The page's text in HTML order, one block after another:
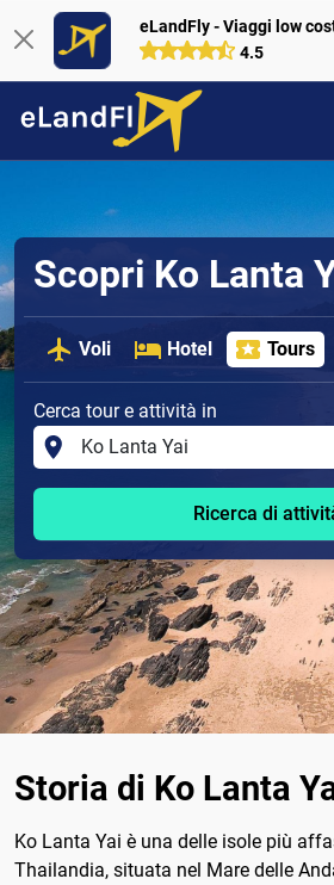
eLandFly - Viaggi low
4.5
Scopri Ko Lanta
Voli Hotel Tours
Cerca tour e attività in
Ricerca di
Storia di Ko Lanta
Ko Lanta Yai è una delle isole più
Thailandia, situata nel Mare delle